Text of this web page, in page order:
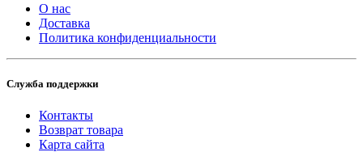
О нас
Доставка
Политика конфиденциальности
Служба поддержки
Контакты
Возврат товара
Карта сайта